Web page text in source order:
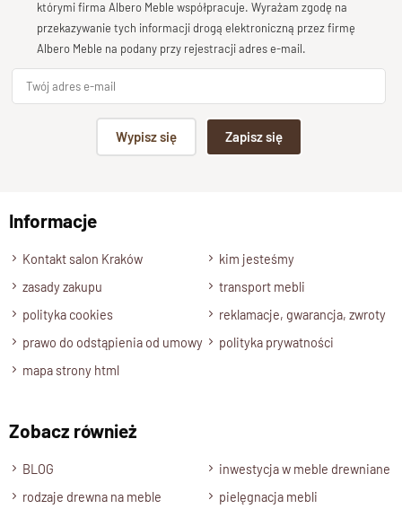
wprowadzając wizualną lekkość i przełamując masywność
drewnianych mebli.
przedpokoju, to nie tylko praktyczne rozwiązanie, ale również
sposób na optyczne powiększenie i rozjaśnienie wnętrza. Taki
zabieg świetnie sprawdzi się również w sypialni czy wąskim
dzięki czemu lustro może być również wykorzystane w
łazience – zachowując swój naturalny wygląd i trwałość w
warunkach podwyższonej wilgotności.
Specyfikacja techniczna produktu
Materiał
Wykończenie
Styl
Meble drewniane nowoczesne , Kolekcja CUBE
Podpis
Wyślij opinię
którymi firma Albero Meble współpracuje. Wyrażam zgodę na
przekazywanie tych informacji drogą elektroniczną przez firmę
Albero Meble na podany przy rejestracji adres e-mail.
Wypisz się Zapisz się
Informacje
Kontakt salon Kraków
kim jesteśmy
zasady zakupu
transport mebli
polityka cookies
reklamacje, gwarancja, zwroty
prawo do odstąpienia od umowy
polityka prywatności
mapa strony html
Zobacz również
BLOG
inwestycja w meble drewniane
rodzaje drewna na meble
pielęgnacja mebli